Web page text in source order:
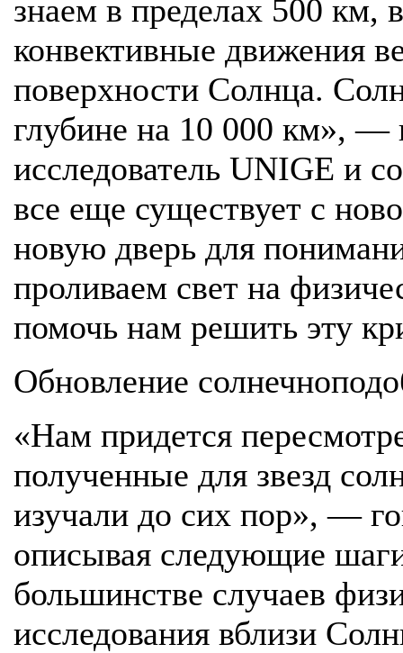
знаем в пределах 500 км,
конвективные движения
поверхности Солнца.
глубине на 10 000 км», —
исследователь UNIGE и
все еще существует с
новую дверь для
проливаем свет на
помочь нам решить эту
Обновление
«Нам придется
полученные для звезд
изучали до сих пор», —
описывая следующие
большинстве случаев
исследования вблизи